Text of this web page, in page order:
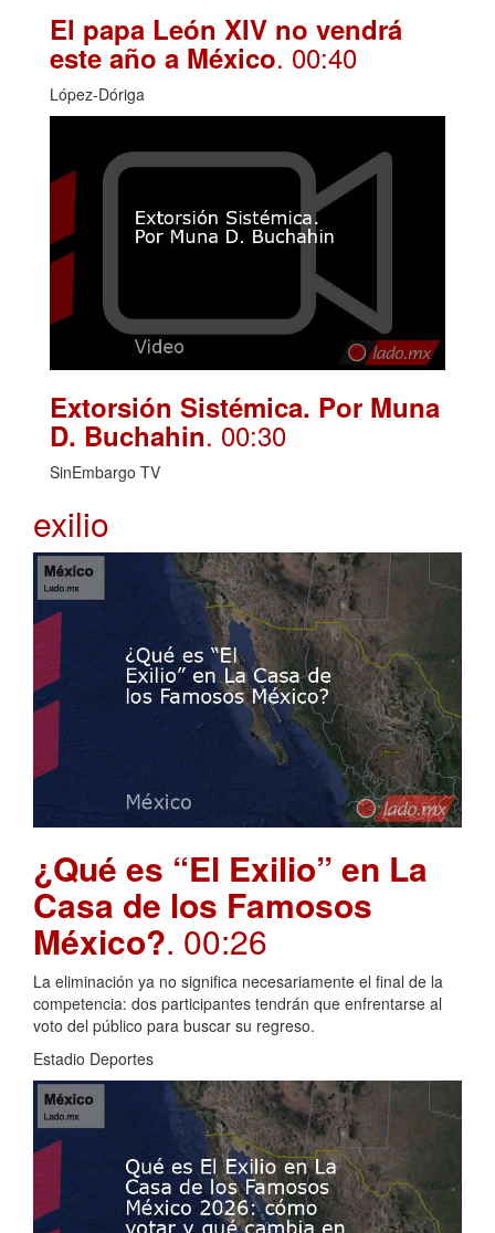
El papa León XIV no vendrá
este año a México. 00:40
López-Dóriga
Extorsión Sistémica. Por Muna
D. Buchahin. 00:30
SinEmbargo TV
exilio
¿Qué es “El Exilio” en La
Casa de los Famosos
México?. 00:26
La eliminación ya no significa necesariamente el final de la
competencia: dos participantes tendrán que enfrentarse al
voto del público para buscar su regreso.
Estadio Deportes